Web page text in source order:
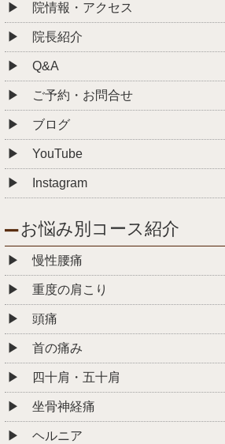
院情報・アクセス
院長紹介
Q&A
ご予約・お問合せ
ブログ
YouTube
Instagram
お悩み別コース紹介
慢性腰痛
重度の肩こり
頭痛
首の痛み
四十肩・五十肩
坐骨神経痛
ヘルニア